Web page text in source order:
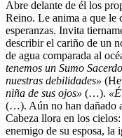
Abre delante de él los
Reino. Le anima a que le
esperanzas. Invita
describir el cariño de un
de agua comparada al
tenemos un Sumo
nuestras debilidades»
niña de sus ojos» (…).
(…). Aún no han dañado
Cabeza llora en los cielos:
enemigo de su esposa, la